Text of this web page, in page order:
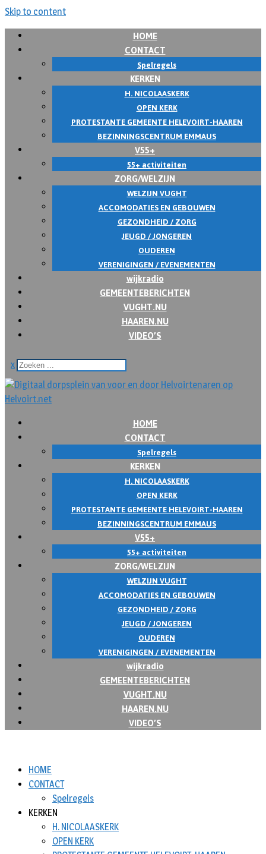
Skip to content
HOME
CONTACT
Spelregels
KERKEN
H. NICOLAASKERK
OPEN KERK
PROTESTANTE GEMEENTE HELEVOIRT-HAAREN
BEZINNINGSCENTRUM EMMAUS
V55+
55+ activiteiten
ZORG/WELZIJN
WELZIJN VUGHT
ACCOMODATIES EN GEBOUWEN
GEZONDHEID / ZORG
JEUGD / JONGEREN
OUDEREN
VERENIGINGEN / EVENEMENTEN
wijkradio
GEMEENTEBERICHTEN
VUGHT.NU
HAAREN.NU
VIDEO’S
x
HOME
CONTACT
Spelregels
KERKEN
H. NICOLAASKERK
OPEN KERK
PROTESTANTE GEMEENTE HELEVOIRT-HAAREN
BEZINNINGSCENTRUM EMMAUS
V55+
55+ activiteiten
ZORG/WELZIJN
WELZIJN VUGHT
ACCOMODATIES EN GEBOUWEN
GEZONDHEID / ZORG
JEUGD / JONGEREN
OUDEREN
VERENIGINGEN / EVENEMENTEN
wijkradio
GEMEENTEBERICHTEN
VUGHT.NU
HAAREN.NU
VIDEO’S
HOME
CONTACT
Spelregels
KERKEN
H. NICOLAASKERK
OPEN KERK